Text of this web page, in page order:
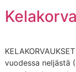
vuodessa neljästä